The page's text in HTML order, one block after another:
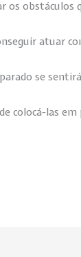
os obstáculos
atuar
se
colocá-las